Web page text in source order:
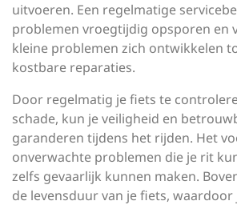
uitvoeren. Een regelmatige
problemen vroegtijdig opsporen en
kleine problemen zich ontwikkelen
kostbare reparaties.
Door regelmatig je fiets te
schade, kun je veiligheid en
garanderen tijdens het rijden. Het
onverwachte problemen die je rit
zelfs gevaarlijk kunnen maken.
de levensduur van je fiets, waardoor